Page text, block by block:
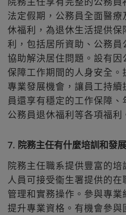
法定假期，公務員全面醫
休福利，為退休生活提供
利，包括居所資助、公務員
協助解決居住問題。設有因
保障工作期間的人身安全。
專業發展機會，讓員工持
員還享有穩定的工作保障、
公務員退休福利等各項福利
7. 院務主任有什麼培訓和發
院務主任職系提供豐富的
人員可接受衞生署提供的
管理和實務操作。參與專業
提升專業資格。有機會參